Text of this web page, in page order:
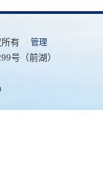
所有 管理
号（前湖）